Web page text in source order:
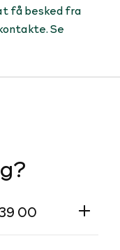
få besked fra
Se
00